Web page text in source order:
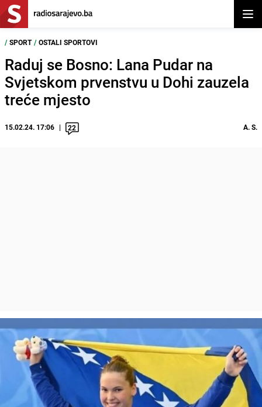
/ SPORT / OSTALI SPORTOVI
Raduj se Bosno: Lana Pudar na
Svjetskom prvenstvu u Dohi zauzela
treće mjesto
15.02.24. 17:06 22 A. S.